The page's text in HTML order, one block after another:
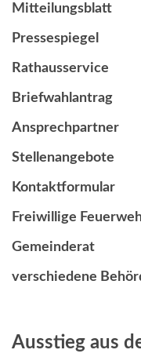
Mitteilungsblatt
Pressespiegel
Rathausservice
Briefwahlantrag
Ansprechpartner
Stellenangebote
Kontaktformular
Freiwillige
Gemeinderat
verschiedene
Ausstieg aus